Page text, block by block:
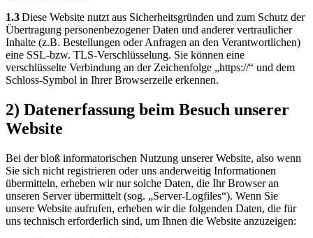
1.3Diese Website nutzt aus Sicherheitsgründen und zum Schutz der
Übertragung personenbezogener Daten und anderer vertraulicher
Inhalte (z.B. Bestellungen oder Anfragen an den Verantwortlichen)
eine SSL-bzw. TLS-Verschlüsselung. Sie können eine
verschlüsselte Verbindung an der Zeichenfolge „https://“ und dem
Schloss-Symbol in Ihrer Browserzeile erkennen.
2) Datenerfassung beim Besuch unserer
Website
Bei der bloß informatorischen Nutzung unserer Website, also wenn
Sie sich nicht registrieren oder uns anderweitig Informationen
übermitteln, erheben wir nur solche Daten, die Ihr Browser an
unseren Server übermittelt (sog. „Server-Logfiles“). Wenn Sie
unsere Website aufrufen, erheben wir die folgenden Daten, die für
uns technisch erforderlich sind, um Ihnen die Website anzuzeigen: